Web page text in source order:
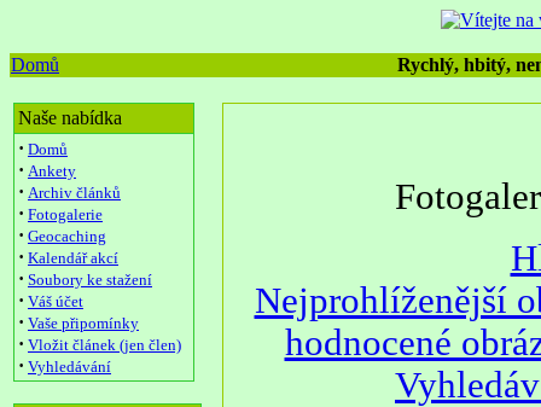
Domů Rychlý, hbitý,
Naše nabídka
· Domů
· Ankety
· Archiv článků
· Fotogalerie
· Geocaching
· Kalendář akcí
· Soubory ke stažení
· Váš účet
· Vaše připomínky
· Vložit článek (jen člen)
· Vyhledávání
Nejprohlíženější
hodnocené